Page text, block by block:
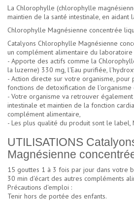
La Chlorophylle (chlorophylle
maintien de la santé intestinale, en aidant
Chlorophylle Magnésienne concentrée
Catalyons Chlorophylle Magnésienne
un complément alimentaire du laboratoire
- Apporte des actifs comme la
la luzerne) 330 mg, l'Eau purifiée,
- Action directe sur votre organisme, pour
fonctions de detoxification de l'organisme
- Votre organisme va retrouver
intestinale et maintien de la fonction
complément alimentaire,
- Les plus qualité du produit sont le label,
UTILISATIONS
Magnésienne
15 gouttes 1 à 3 fois par jour dans votre
30 min d'écart des autres compléments
Précautions d'emploi :
Tenir hors de portée des enfants.